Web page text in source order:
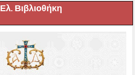
Ελ. Βιβλιοθήκη